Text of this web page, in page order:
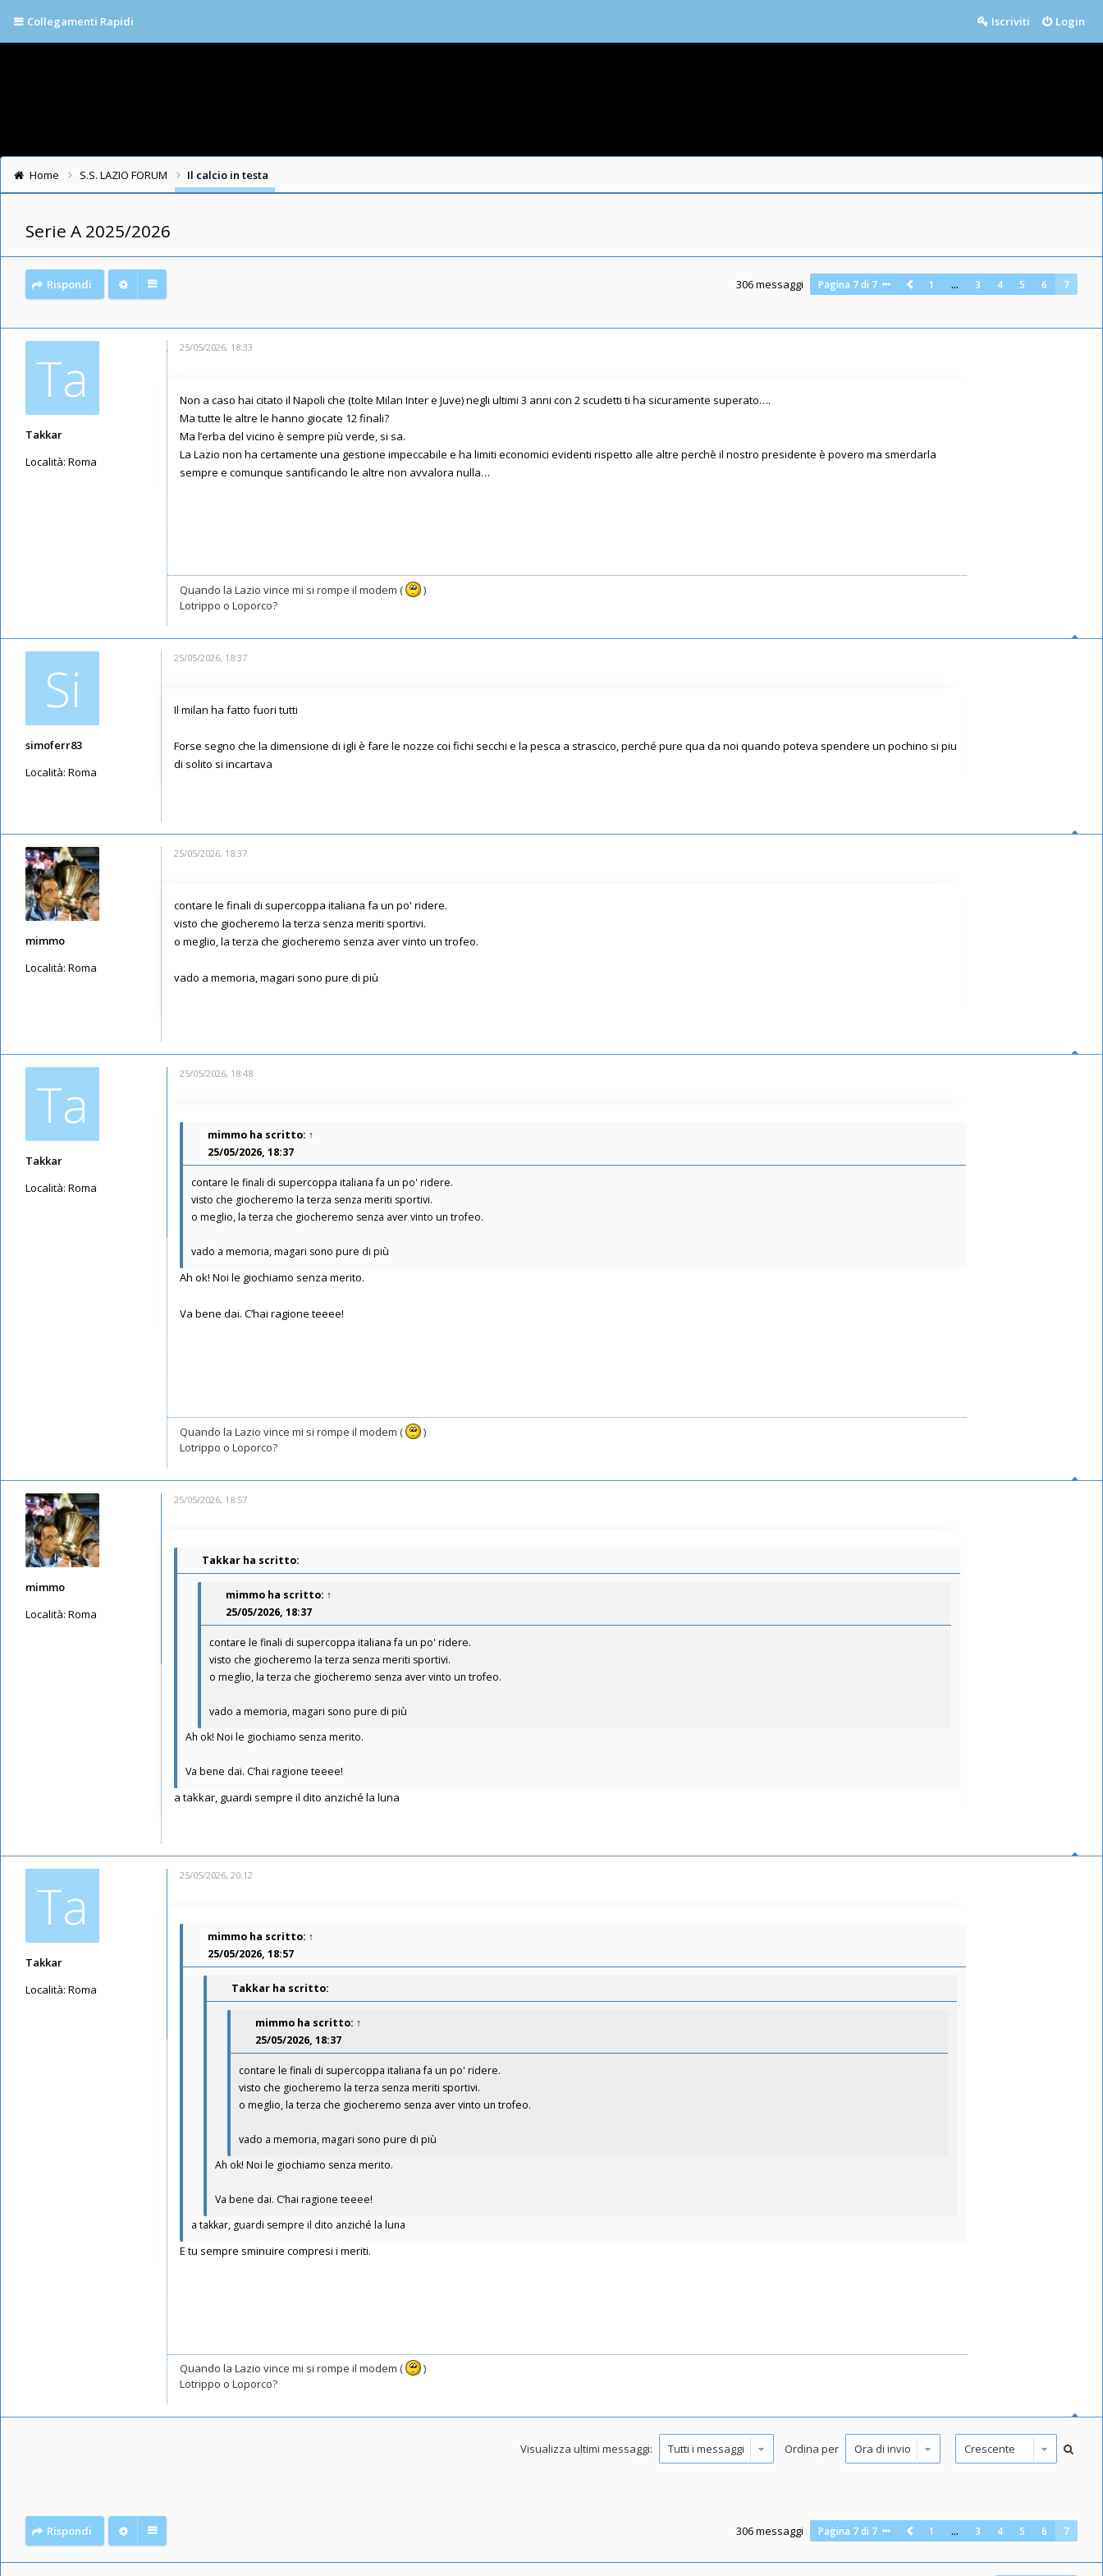
Collegamenti Rapidi Login
Iscriviti
Home S.S. LAZIO FORUM Il calcio in testa
Serie A 2025/2026
Rispondi 306 messaggi Pagina 7di 7 1 … 3 4 5 6 7
Ta
Takkar
Località: Roma
25/05/2026, 18:33
Non a caso hai citato il Napoli che (tolte Milan Inter e Juve) negli ultimi 3 anni con 2 scudetti ti ha sicuramente superato….
Ma tutte le altre le hanno giocate 12 finali?
Ma l’erba del vicino è sempre più verde, si sa.
La Lazio non ha certamente una gestione impeccabile e ha limiti economici evidenti rispetto alle altre perchè il nostro presidente è povero ma smerdarla
sempre e comunque santificando le altre non avvalora nulla…
Quando la Lazio vince mi si rompe il modem (
)
Lotrippo o Loporco?
Si
simoferr83
Località: Roma
25/05/2026, 18:37
Il milan ha fatto fuori tutti
Forse segno che la dimensione di igli è fare le nozze coi fichi secchi e la pesca a strascico, perché pure qua da noi quando poteva spendere un pochino si piu
di solito si incartava
mimmo
Località: Roma
25/05/2026, 18:37
contare le finali di supercoppa italiana fa un po' ridere.
visto che giocheremo la terza senza meriti sportivi.
o meglio, la terza che giocheremo senza aver vinto un trofeo.
vado a memoria, magari sono pure di più
Ta
Takkar
Località: Roma
25/05/2026, 18:48
mimmo ha scritto: ↑
25/05/2026, 18:37
contare le finali di supercoppa italiana fa un po' ridere.
visto che giocheremo la terza senza meriti sportivi.
o meglio, la terza che giocheremo senza aver vinto un trofeo.
vado a memoria, magari sono pure di più
Ah ok! Noi le giochiamo senza merito.
Va bene dai. C’hai ragione teeee!
Quando la Lazio vince mi si rompe il modem (
)
Lotrippo o Loporco?
mimmo
Località: Roma
25/05/2026, 18:57
Takkar ha scritto:
mimmo ha scritto: ↑
25/05/2026, 18:37
contare le finali di supercoppa italiana fa un po' ridere.
visto che giocheremo la terza senza meriti sportivi.
o meglio, la terza che giocheremo senza aver vinto un trofeo.
vado a memoria, magari sono pure di più
Ah ok! Noi le giochiamo senza merito.
Va bene dai. C’hai ragione teeee!
a takkar, guardi sempre il dito anziché la luna
Ta
Takkar
Località: Roma
25/05/2026, 20:12
mimmo ha scritto: ↑
25/05/2026, 18:57
Takkar ha scritto:
mimmo ha scritto: ↑
25/05/2026, 18:37
contare le finali di supercoppa italiana fa un po' ridere.
visto che giocheremo la terza senza meriti sportivi.
o meglio, la terza che giocheremo senza aver vinto un trofeo.
vado a memoria, magari sono pure di più
Ah ok! Noi le giochiamo senza merito.
Va bene dai. C’hai ragione teeee!
a takkar, guardi sempre il dito anziché la luna
E tu sempre sminuire compresi i meriti.
Quando la Lazio vince mi si rompe il modem (
)
Lotrippo o Loporco?
Visualizza ultimi messaggi: Ordina per
Rispondi 306 messaggi Pagina 7di 7 1 … 3 4 5 6 7